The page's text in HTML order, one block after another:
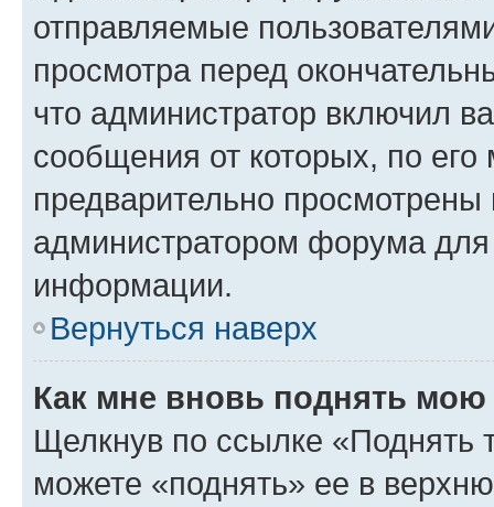
отправляемые
просмотра перед
что администратор включил
сообщения от которых, по
предварительно
администратором форума
информации.
Вернуться наверх
Как мне вновь поднять мою
Щелкнув по ссылке «Поднять
можете «поднять» ее в